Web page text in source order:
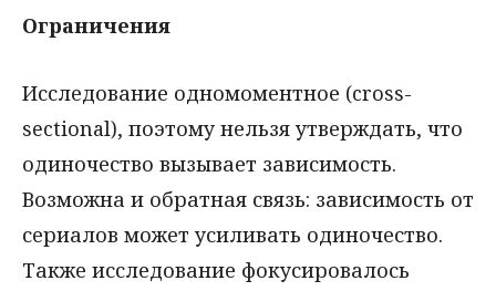
Ограничения
Исследование одномоментное (cross-
sectional), поэтому нельзя утверждать, что
одиночество вызывает зависимость.
Возможна и обратная связь: зависимость от
сериалов может усиливать одиночество.
Также исследование фокусировалось